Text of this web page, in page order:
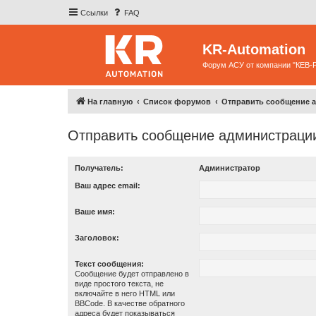
Ссылки FAQ
KR-Automation
Форум АСУ от компании "КЕВ-
На главную Список форумов Отправить сообщение
Отправить сообщение
Получатель: Администратор
Ваш адрес email:
Ваше имя:
Заголовок:
Текст сообщения:
Сообщение будет отправлено в
виде простого текста, не
включайте в него HTML или
BBCode. В качестве обратного
адреса будет показываться